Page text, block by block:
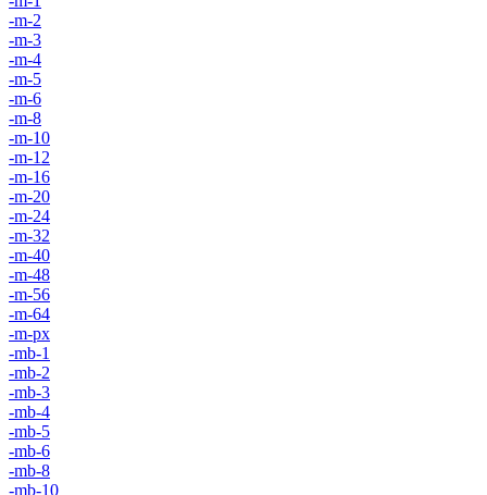
-m-2
-m-3
-m-4
-m-5
-m-6
-m-8
-m-10
-m-12
-m-16
-m-20
-m-24
-m-32
-m-40
-m-48
-m-56
-m-64
-m-px
-mb-1
-mb-2
-mb-3
-mb-4
-mb-5
-mb-6
-mb-8
-mb-10